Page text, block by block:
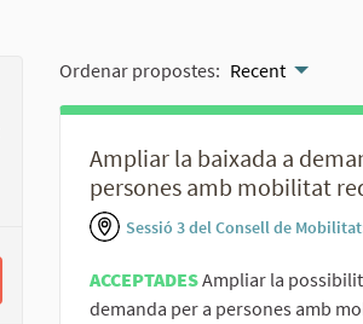
Ordenar propostes: Recent
Ampliar la baixada a
persones amb mobilitat
Sessió 3 del Consell de
ACCEPTADESAmpliar la
demanda per a persones amb